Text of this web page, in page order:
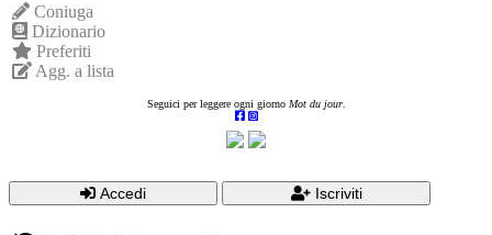
Coniuga
Dizionario
Preferiti
Agg. a lista
Seguici per leggere ogni giorno Mot du jour.
Accedi Iscriviti